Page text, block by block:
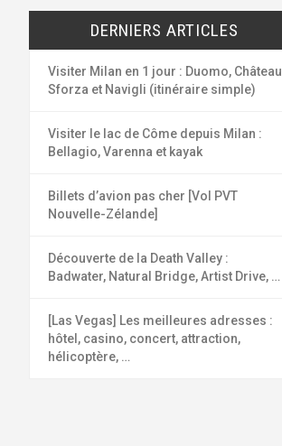
e
c
h
e
:
DERNIERS ARTICLES
Visiter Milan en 1 jour : Duomo, Château
Sforza et Navigli (itinéraire simple)
Visiter le lac de Côme depuis Milan :
Bellagio, Varenna et kayak
Billets d’avion pas cher [Vol PVT
Nouvelle-Zélande]
Découverte de la Death Valley :
Badwater, Natural Bridge, Artist Drive, …
[Las Vegas] Les meilleures adresses :
hôtel, casino, concert, attraction,
hélicoptère, …